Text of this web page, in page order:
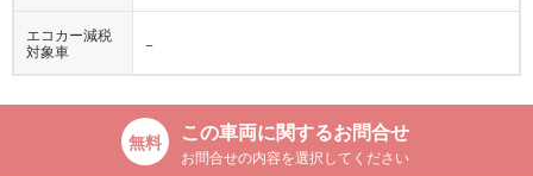
エコカー減税
対象車
−
この車両に関するお問合せ
お問合せの内容を選択してください